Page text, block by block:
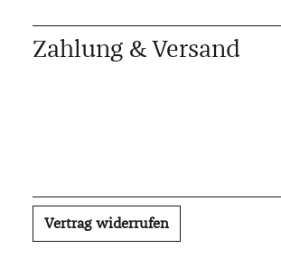
Zahlung & Versand
Vertrag widerrufen